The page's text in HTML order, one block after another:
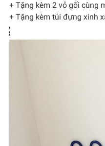
+ Tặng kèm 2 vỏ gối cùng
+ Tặng kèm túi đựng xinh